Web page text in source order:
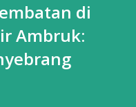
di
Ambruk: